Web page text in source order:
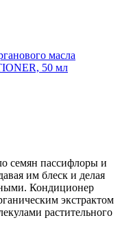
семян пассифлоры и
им блеск и делая
Кондиционер
экстрактом
растительного